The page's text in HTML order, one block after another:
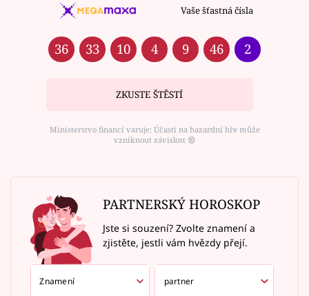
Vaše šťastná čísla
36 33 10 4 9 46 2
ZKUSTE ŠTĚSTÍ
Ministerstvo financí varuje: Účastí na hazardní hře může
vzniknout závislost ⑱
PARTNERSKÝ HOROSKOP
Jste si souzení? Zvolte znamení a
zjistěte, jestli vám hvězdy přejí.